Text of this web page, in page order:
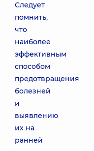
Следует
помнить,
что
наиболее
эффективным
способом
предотвращения
болезней
и
выявлению
их на
ранней